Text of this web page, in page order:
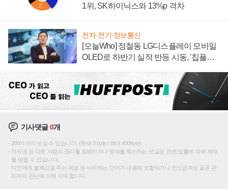
1위, SK하이닉스와 13%p 격차
전자·전기·정보통신
[오늘Who] 정철동 LG디스플레이 모바일
OLED로 하반기 실적 반등 시동, '칩플레
기사댓글0개
200자까지 쓰실 수 있습니다. (현재 0 byte / 최대 400byte)
저작권 등 다른 사람의 권리를 침해하거나 명예를 훼손하는 댓글은 관련 법률에 의해 제재
를 받을 수 있습니다.
타인에게 불쾌감을 주는 욕설 등 비하하는 단어가 내용에 포함되거나 인신공격성 글은 관
리자의 판단에 의해 삭제 합니다.